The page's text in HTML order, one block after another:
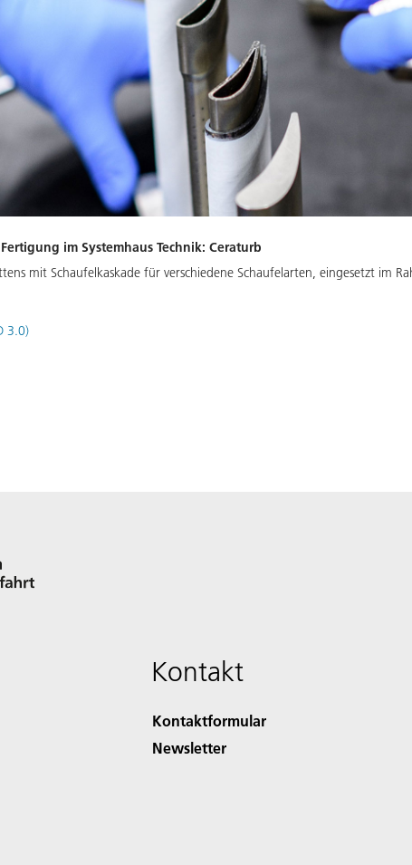
im Systemhaus Technik: Ceraturb
mit Schaufelkaskade für verschiedene Schaufelarten, eingesetzt im
3.0)
Kontakt
Kontaktformular
Newsletter